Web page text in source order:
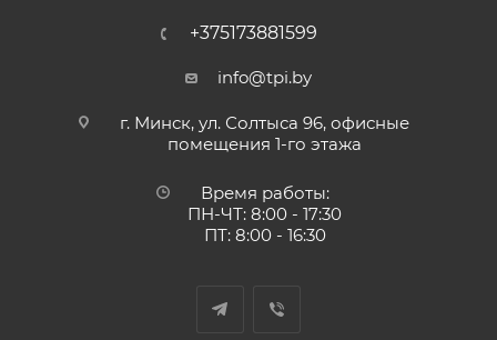
+375173881599
info@tpi.by
г. Минск, ул. Солтыса 96, офисные
помещения 1-го этажа
Время работы:
ПН-ЧТ: 8:00 - 17:30
ПТ: 8:00 - 16:30